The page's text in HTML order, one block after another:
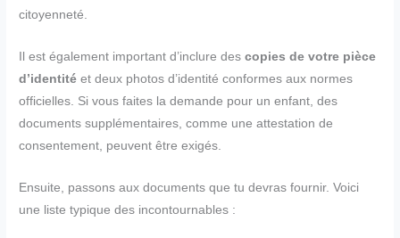
citoyenneté.
Il est également important d’inclure descopies de votre pièce
d’identité et deux photos d’identité conformes aux normes
officielles. Si vous faites la demande pour un enfant, des
documents supplémentaires, comme une attestation de
consentement, peuvent être exigés.
Ensuite, passons aux documents que tu devras fournir. Voici
une liste typique des incontournables :